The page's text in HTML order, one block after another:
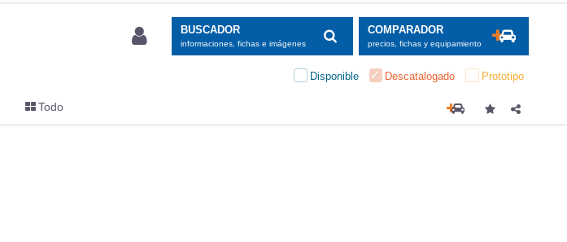
BUSCADOR
informaciones, fichas e imágenes
COMPARADOR
precios, fichas y equipamiento
Disponible Descatalogado Prototipo
Todo